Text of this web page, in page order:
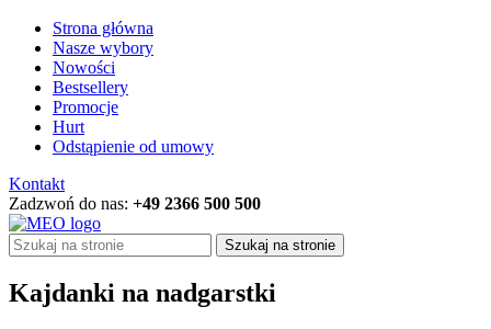
Strona główna
Nasze wybory
Nowości
Bestsellery
Promocje
Hurt
Odstąpienie od umowy
Kontakt
Zadzwoń do nas: +49 2366 500 500
Szukaj na stronie
Kajdanki na nadgarstki